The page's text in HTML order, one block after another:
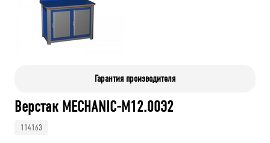
Гарантия производителя
Верстак MECHANIC-М12.00Э2
114163